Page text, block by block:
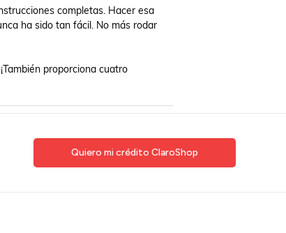
completas. Hacer esa
ha sido tan fácil. No más rodar
proporciona cuatro
Quiero mi crédito ClaroShop